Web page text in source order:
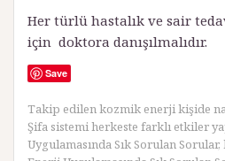
Her türlü hastalık ve sair
için doktora danışılmalıdır.
Save
Takip edilenkozmik enerji kişide
Şifa sistemi herkeste farklı etkiler
Uygulamasında Sık Sorulan Sorular,